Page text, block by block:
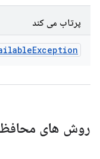
پرتاب می کند
Exception
روش های